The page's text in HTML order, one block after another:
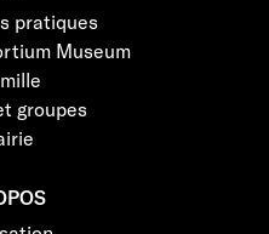
pratiques
Museum
groupes